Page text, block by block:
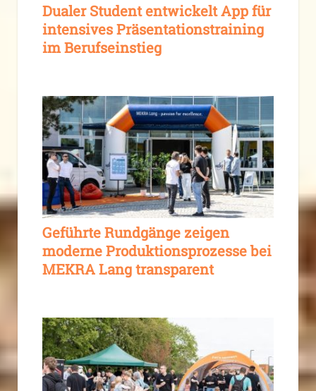
Dualer Student entwickelt App für
intensives Präsentationstraining
im Berufseinstieg
Geführte Rundgänge zeigen
moderne Produktionsprozesse bei
MEKRA Lang transparent